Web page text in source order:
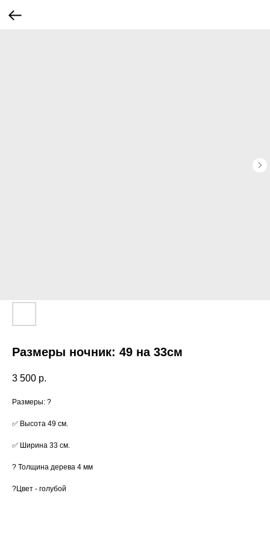
Размеры ночник: 49 на 33см
3 500 р.
Размеры: ?
✅ Высота 49 см.
✅ Ширина 33 см.
? Толщина дерева 4 мм
?Цвет - голубой